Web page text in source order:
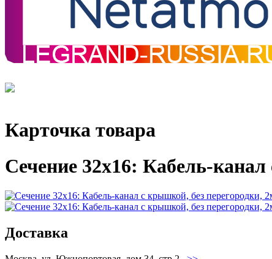
Карточка товара
Сечение 32х16: Кабель-
Доставка